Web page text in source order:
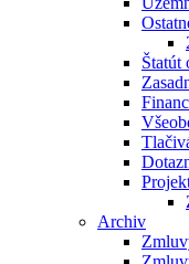
Štatút
Archiv